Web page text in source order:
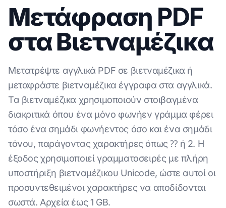
Μετάφραση PDF
στα Βιετναμέζικα
Μετατρέψτε αγγλικά PDF σε βιετναμέζικα ή
μεταφράστε βιετναμέζικα έγγραφα στα αγγλικά.
Τα βιετναμέζικα χρησιμοποιούν στοιβαγμένα
διακριτικά όπου ένα μόνο φωνήεν γράμμα φέρει
τόσο ένα σημάδι φωνήεντος όσο και ένα σημάδι
τόνου, παράγοντας χαρακτήρες όπως ⁇ ή 2. Η
έξοδος χρησιμοποιεί γραμματοσειρές με πλήρη
υποστήριξη βιετναμέζικου Unicode, ώστε αυτοί οι
προσυντεθειμένοι χαρακτήρες να αποδίδονται
σωστά. Αρχεία έως 1 GB.